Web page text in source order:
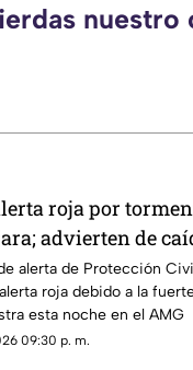
roja por
advierten de
inundaciones
alerta de Protección
roja debido a la
esta noche en el AMG
09:30 p. m.